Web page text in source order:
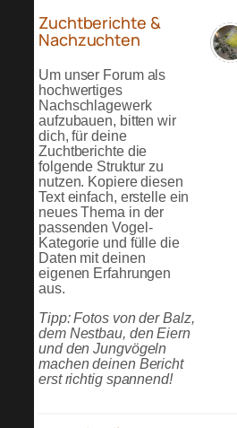
Zuchtberichte &
Nachzuchten
Um unser Forum als
hochwertiges
Nachschlagewerk
aufzubauen, bitten wir
dich, für deine
Zuchtberichte die
folgende Struktur zu
nutzen. Kopiere diesen
Text einfach, erstelle ein
neues Thema in der
passenden Vogel-
Kategorie und fülle die
Daten mit deinen
eigenen Erfahrungen
aus.
Tipp: Fotos von der Balz,
dem Nestbau, den Eiern
und den Jungvögeln
machen deinen Bericht
erst richtig spannend!